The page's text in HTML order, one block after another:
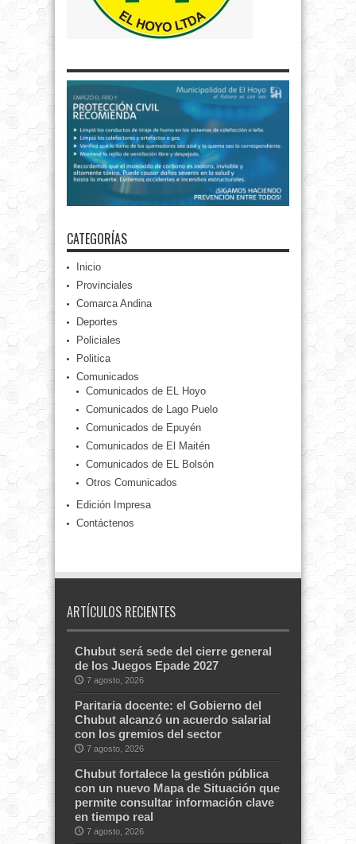
CATEGORÍAS
Inicio
Provinciales
Comarca Andina
Deportes
Policiales
Politica
Comunicados
Comunicados de EL Hoyo
Comunicados de Lago Puelo
Comunicados de Epuyén
Comunicados de El Maitén
Comunicados de EL Bolsón
Otros Comunicados
Edición Impresa
Contáctenos
ARTÍCULOS RECIENTES
Chubut será sede del cierre general
de los Juegos Epade 2027
7 agosto, 2026
Paritaria docente: el Gobierno del
Chubut alcanzó un acuerdo salarial
con los gremios del sector
7 agosto, 2026
Chubut fortalece la gestión pública
con un nuevo Mapa de Situación que
permite consultar información clave
en tiempo real
7 agosto, 2026